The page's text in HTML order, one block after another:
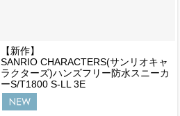
【新作】
SANRIO CHARACTERS(サンリオキャ
ラクターズ)ハンズフリー防水スニーカ
ーS/T1800 S-LL 3E